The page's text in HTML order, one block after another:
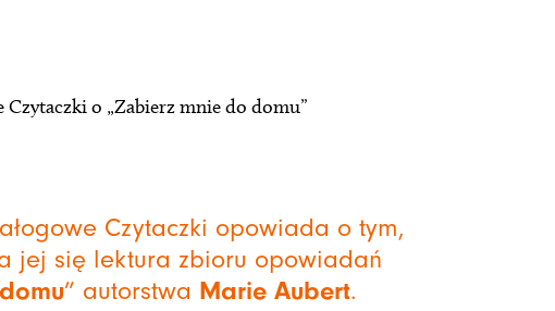
Czytaczki o „Zabierz mnie do domu”
Czytaczki opowiada o tym,
jej się lektura zbioru opowiadań
” autorstwa Marie Aubert.